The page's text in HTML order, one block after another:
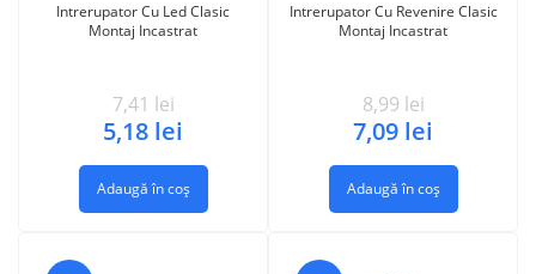
Intrerupator Cu Led Clasic
Montaj Incastrat
7,41 lei
5,18 lei
Adaugă în coș
Intrerupator Cu Revenire Clasic
Montaj Incastrat
8,99 lei
7,09 lei
Adaugă în coș